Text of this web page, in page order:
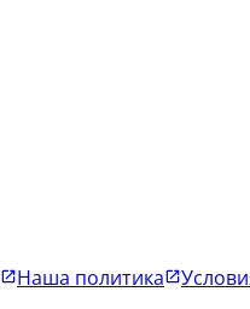
Наша политика